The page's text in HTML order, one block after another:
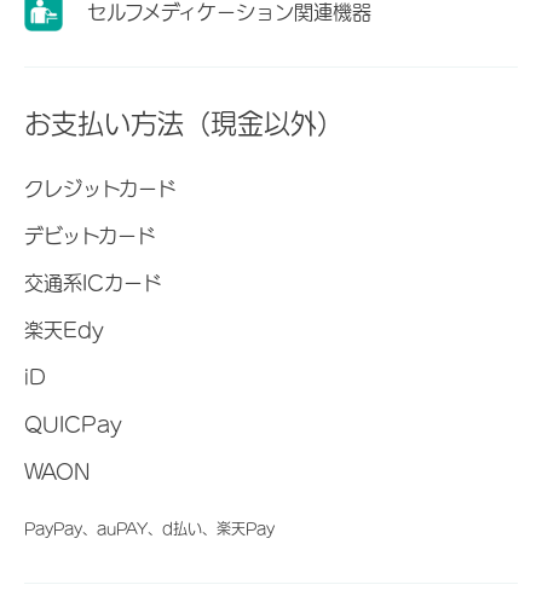
セルフメディケーション関連機器
お支払い方法（現金以外）
クレジットカード
デビットカード
交通系ICカード
楽天Edy
iD
QUICPay
WAON
PayPay、auPAY、d払い、楽天Pay